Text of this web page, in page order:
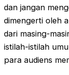
dan jangan
dimengerti oleh
dari masing-
istilah-istilah
para audiens